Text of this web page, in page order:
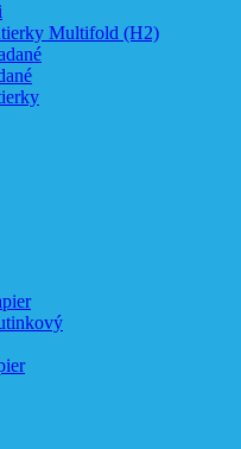
Multifold (H2)